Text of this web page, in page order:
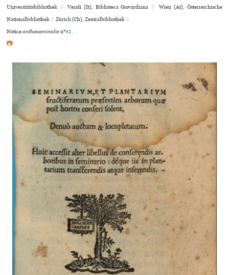
Universitätsbibliothek ♢ Veroli (It), Biblioteca Giovardiana ♢ Wien (At), Österreichische
Nationalbibliothek ♢ Zürich (Ch), Zentralbibliothek ♢
Noticeanthonominalien°41.
📷